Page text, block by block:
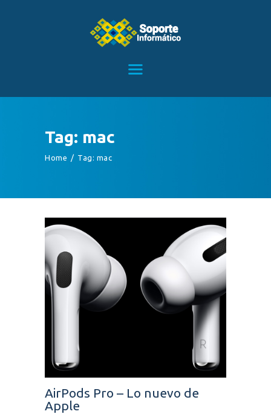
Tag: mac
Home Tag: mac
BLOG
TIENDA
AirPods Pro – Lo nuevo de
Apple